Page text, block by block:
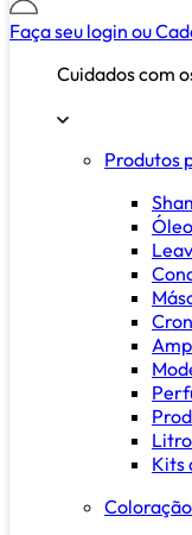
Faça seu login ou
Cuidados com
Produtos
Kits
Coloração